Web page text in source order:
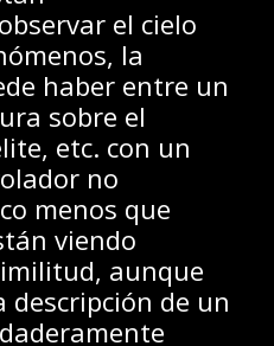
el cielo
la
haber entre un
sobre el
etc. con un
no
menos que
viendo
aunque
descripción de un